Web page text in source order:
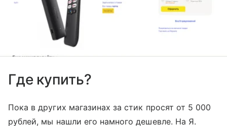
Где купить?
Пока в других магазинах за стик просят от 5 000
рублей, мы нашли его намного дешевле. На Я.